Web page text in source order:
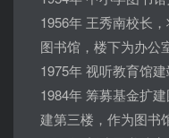
1956年 王秀南校长
图书馆，楼下为办公
1975年 视听教育馆
1984年 筹募基金扩
建第三楼，作为图书